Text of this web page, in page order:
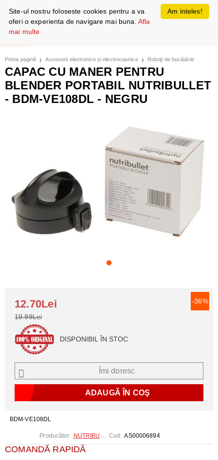
Prima pagină Accesorii electronice și electrocasnice Roboţi de bucătărie
CAPAC CU MANER PENTRU
BLENDER PORTABIL NUTRIBULLET
- BDM-VE108DL - NEGRU
BDM-VE108DL
Producător: NUTRIBULLET Cod: AS00006894
COMANDĂ RAPIDĂ
-36%
12.70Lei
19.99Lei
DISPONIBIL ÎN STOC
Îmi doresc
Am inteles!
Site-ul nostru foloseste cookies pentru a va
oferi o experienta de navigare mai buna. Afla
mai multe